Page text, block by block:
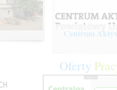
Centrum
Oferty